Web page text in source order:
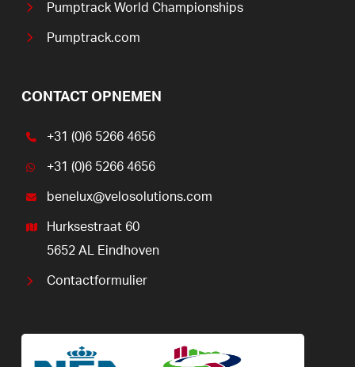
Pumptrack World Championships
Pumptrack.com
CONTACT OPNEMEN
+31 (0)6 5266 4656
+31 (0)6 5266 4656
benelux@velosolutions.com
Hurksestraat 60
5652 AL Eindhoven
Contactformulier